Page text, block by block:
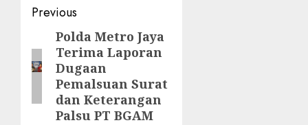
Post
navigation
Previous
Previous
post:
Polda Metro Jaya
Terima Laporan
Dugaan
Pemalsuan Surat
dan Keterangan
Palsu PT BGAM